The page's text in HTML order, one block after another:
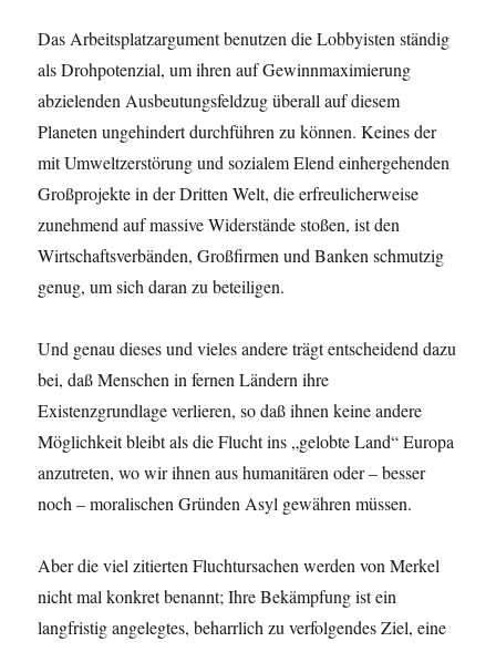
Das Arbeitsplatzargument benutzen die Lobbyisten ständig
als Drohpotenzial, um ihren auf Gewinnmaximierung
abzielenden Ausbeutungsfeldzug überall auf diesem
Planeten ungehindert durchführen zu können. Keines der
mit Umweltzerstörung und sozialem Elend einhergehenden
Großprojekte in der Dritten Welt, die erfreulicherweise
zunehmend auf massive Widerstände stoßen, ist den
Wirtschaftsverbänden, Großfirmen und Banken schmutzig
genug, um sich daran zu beteiligen.
Und genau dieses und vieles andere trägt entscheidend dazu
bei, daß Menschen in fernen Ländern ihre
Existenzgrundlage verlieren, so daß ihnen keine andere
Möglichkeit bleibt als die Flucht ins „gelobte Land“ Europa
anzutreten, wo wir ihnen aus humanitären oder – besser
noch – moralischen Gründen Asyl gewähren müssen.
Aber die viel zitierten Fluchtursachen werden von Merkel
nicht mal konkret benannt; Ihre Bekämpfung ist ein
langfristig angelegtes, beharrlich zu verfolgendes Ziel, eine